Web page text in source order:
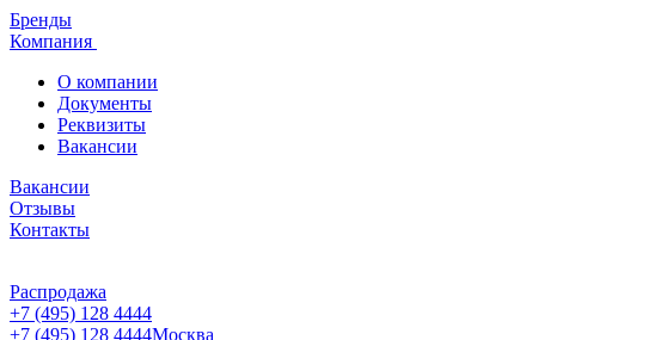
Бренды
Компания
О компании
Документы
Реквизиты
Вакансии
Вакансии
Отзывы
Контакты
Распродажа
+7 (495) 128 4444
+7 (495) 128 4444Москва